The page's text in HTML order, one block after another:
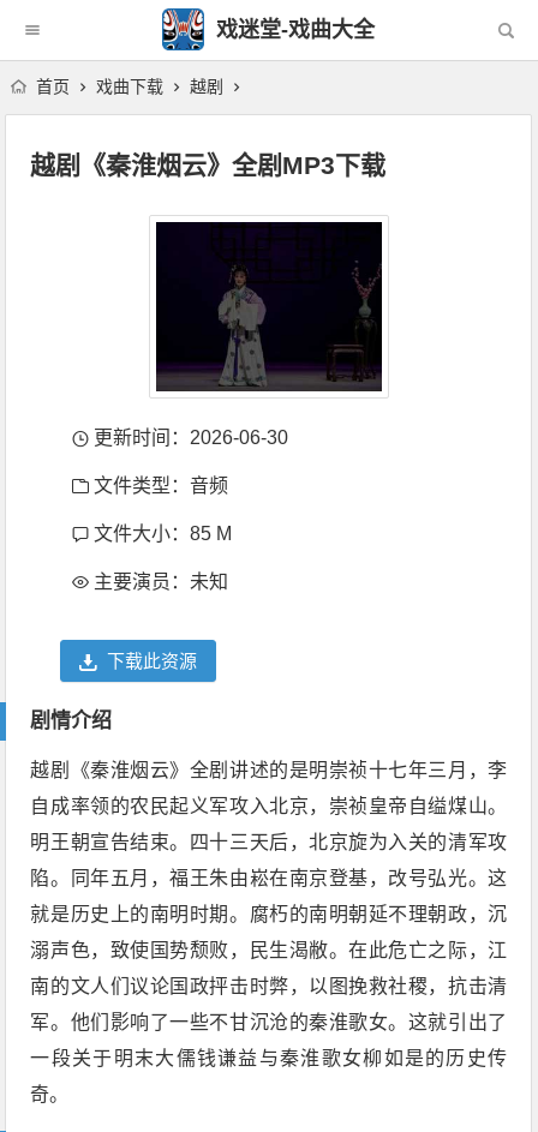
戏迷堂-戏曲大全
首页 戏曲下载 越剧
越剧《秦淮烟云》全剧MP3下载
更新时间：2026-06-30
文件类型：音频
文件大小：85 M
主要演员：未知
下载此资源
剧情介绍
越剧《秦淮烟云》全剧讲述的是明崇祯十七年三月，李
自成率领的农民起义军攻入北京，崇祯皇帝自缢煤山。
明王朝宣告结束。四十三天后，北京旋为入关的清军攻
陷。同年五月，福王朱由崧在南京登基，改号弘光。这
就是历史上的南明时期。腐朽的南明朝延不理朝政，沉
溺声色，致使国势颓败，民生渴敝。在此危亡之际，江
南的文人们议论国政抨击时弊，以图挽救社稷，抗击清
军。他们影响了一些不甘沉沧的秦淮歌女。这就引出了
一段关于明末大儒钱谦益与秦淮歌女柳如是的历史传
奇。